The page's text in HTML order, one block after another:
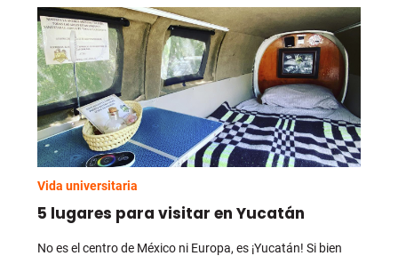
Vida universitaria
5 lugares para visitar en Yucatán
No es el centro de México ni Europa, es ¡Yucatán! Si bien